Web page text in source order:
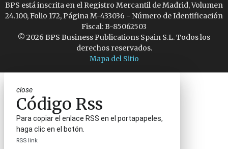
BPS está inscrita en el Registro Mercantil de Madrid, Volumen
24.100, Folio 172, Página M-433036 - Número de Identificación
Fiscal: B-85062503
© 2026 BPS Business Publications Spain S.L. Todos los
derechos reservados.
Mapa del Sitio
close
Código Rss
Para copiar el enlace RSS en el portapapeles,
haga clic en el botón.
RSS link